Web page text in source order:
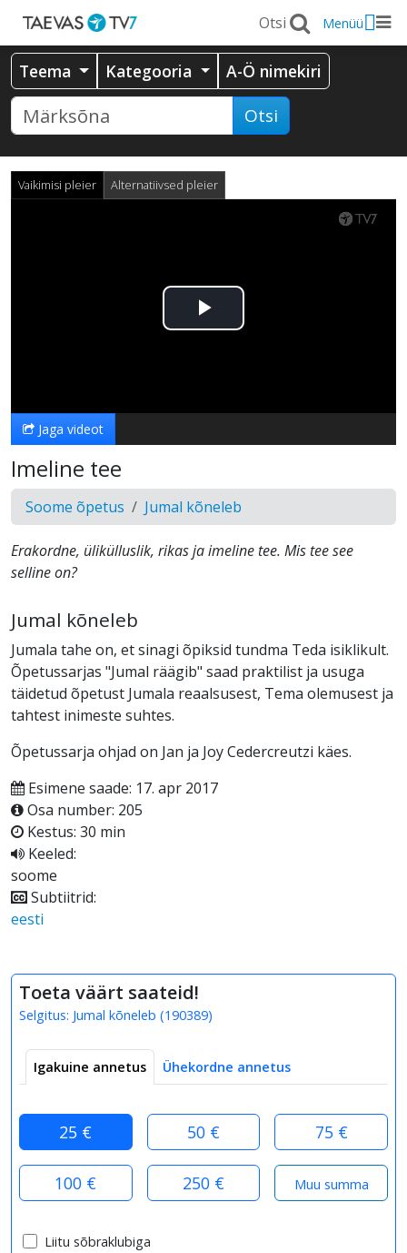
Menüü
Teema Kategooria A-Ö nimekiri
Otsi
Vaikimisi pleier Alternatiivsed pleier
Esita
Jaga videot
Imeline tee
Soome õpetus Jumal kõneleb
Erakordne, ülikülluslik, rikas ja imeline tee. Mis tee see
selline on?
Jumal kõneleb
Jumala tahe on, et sinagi õpiksid tundma Teda isiklikult.
Õpetussarjas "Jumal räägib" saad praktilist ja usuga
täidetud õpetust Jumala reaalsusest, Tema olemusest ja
tahtest inimeste suhtes.
Õpetussarja ohjad on Jan ja Joy Cedercreutzi käes.
Esimene saade: 17. apr 2017
Osa number: 205
Kestus: 30 min
Keeled:
soome
Subtiitrid:
eesti
Toeta väärt saateid!
Selgitus: Jumal kõneleb (190389)
Igakuine annetus Ühekordne annetus
25 € 50 € 75 €
100 € 250 €
Liitu sõbraklubiga